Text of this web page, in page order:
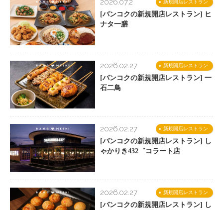
新規開店レストラン
2026.07.2
[バンコクの新規開店レストラン] ヒ
ナタ一膳
新規開店レストラン
2026.02.27
[バンコクの新規開店レストラン] 一
石二鳥
新規開店レストラン
2026.02.27
[バンコクの新規開店レストラン] し
ゃかりき432゛コラート店
新規開店レストラン
2026.02.27
[バンコクの新規開店レストラン] し